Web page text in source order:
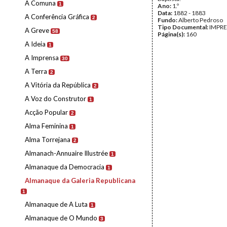
A Comuna 1
A Conferência Gráfica 2
A Greve 58
A Ideia 1
A Imprensa 30
A Terra 2
A Vitória da República 2
A Voz do Construtor 1
Acção Popular 2
Alma Feminina 1
Alma Torrejana 2
Almanach-Annuaire Illustrée 1
Almanaque da Democracia 1
Almanaque da Galeria Republicana
1
Almanaque de A Luta 1
Almanaque de O Mundo 3
Ano: 1.º
Data: 1882 - 1883
Fundo:Alberto Pedroso
Tipo Documental:
Página(s): 160